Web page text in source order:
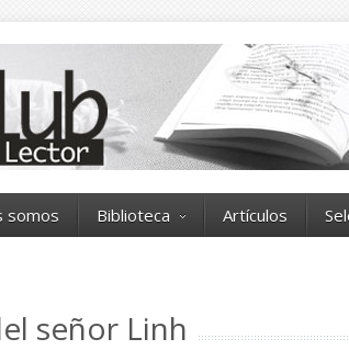
somos Biblioteca Artículos
señor Linh